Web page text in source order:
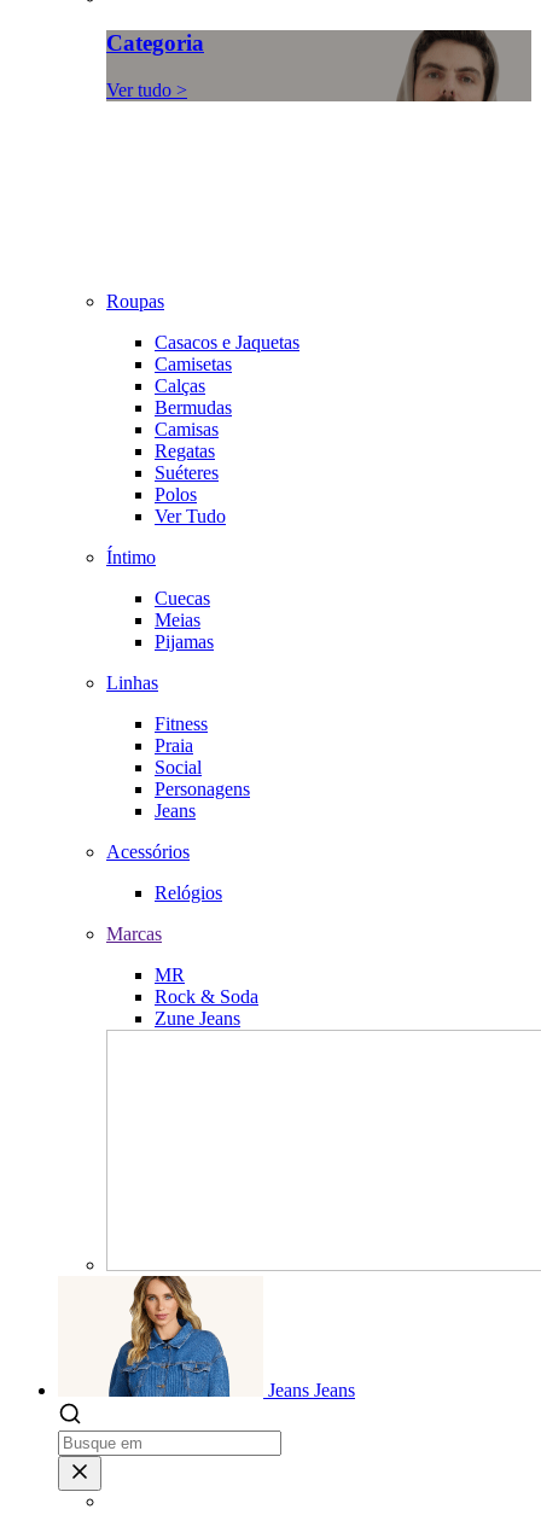
Categoria
Ver tudo >
Roupas
Casacos e Jaquetas
Camisetas
Calças
Bermudas
Camisas
Regatas
Suéteres
Polos
Ver Tudo
Íntimo
Cuecas
Meias
Pijamas
Linhas
Fitness
Praia
Social
Personagens
Jeans
Acessórios
Relógios
Marcas
MR
Rock & Soda
Zune Jeans
Jeans Jeans